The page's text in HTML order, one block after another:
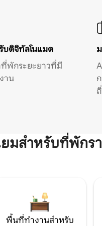
บดิจิทัลโนแมด
ที่พักระยะยาวที่มี
าน
มสำหรับที่พักร
พื้นที่ทำงานสำหรับ